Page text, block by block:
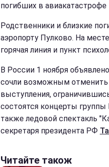
погибших в авиакатастрофе
Родственники и близкие
аэропорту Пулково. На
горячая линия и пункт
В России 1 ноября
сочли возможным отменить
выступления,
состоятся концерты группы
также ледовой спектакль
секретаря президента РФ
Читайте також